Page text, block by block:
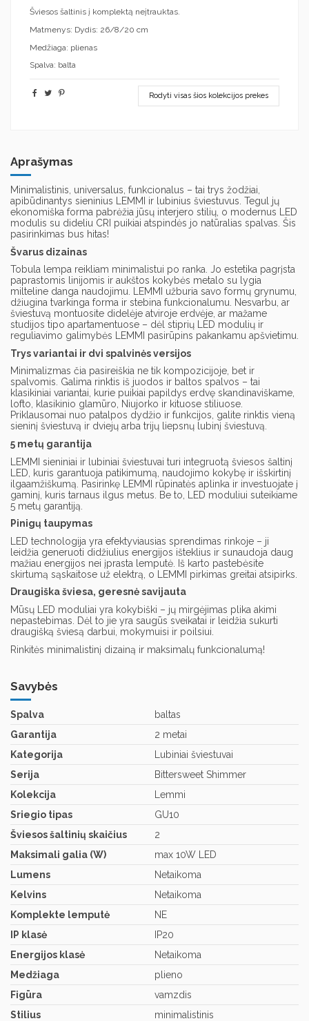
Šviesos šaltinis į komplektą neįtrauktas.
Matmenys: Dydis: 26/8/20 cm
Medžiaga: plienas
Spalva: balta
Rodyti visas šios kolekcijos prekes
Aprašymas
Minimalistinis, universalus, funkcionalus – tai trys žodžiai,
apibūdinantys sieninius LEMMI ir lubinius šviestuvus. Tegul jų
ekonomiška forma pabrėžia jūsų interjero stilių, o modernus LED
modulis su dideliu CRI puikiai atspindės jo natūralias spalvas. Šis
pasirinkimas bus hitas!
Švarus dizainas
Tobula lempa reikliam minimalistui po ranka. Jo estetika pagrįsta
paprastomis linijomis ir aukštos kokybės metalo su lygia
milteline danga naudojimu. LEMMI užburia savo formų grynumu,
džiugina tvarkinga forma ir stebina funkcionalumu. Nesvarbu, ar
šviestuvą montuosite didelėje atviroje erdvėje, ar mažame
studijos tipo apartamentuose – dėl stiprių LED modulių ir
reguliavimo galimybės LEMMI pasirūpins pakankamu apšvietimu.
Trys variantai ir dvi spalvinės versijos
Minimalizmas čia pasireiškia ne tik kompozicijoje, bet ir
spalvomis. Galima rinktis iš juodos ir baltos spalvos – tai
klasikiniai variantai, kurie puikiai papildys erdvę skandinaviškame,
lofto, klasikinio glamūro, Niujorko ir kituose stiliuose.
Priklausomai nuo patalpos dydžio ir funkcijos, galite rinktis vieną
sieninį šviestuvą ir dviejų arba trijų liepsnų lubinį šviestuvą.
5 metų garantija
LEMMI sieniniai ir lubiniai šviestuvai turi integruotą šviesos šaltinį
LED, kuris garantuoja patikimumą, naudojimo kokybę ir išskirtinį
ilgaamžiškumą. Pasirinkę LEMMI rūpinatės aplinka ir investuojate į
gaminį, kuris tarnaus ilgus metus. Be to, LED moduliui suteikiame
5 metų garantiją.
Pinigų taupymas
LED technologija yra efektyviausias sprendimas rinkoje – ji
leidžia generuoti didžiulius energijos išteklius ir sunaudoja daug
mažiau energijos nei įprasta lemputė. Iš karto pastebėsite
skirtumą sąskaitose už elektrą, o LEMMI pirkimas greitai atsipirks.
Draugiška šviesa, geresnė savijauta
Mūsų LED moduliai yra kokybiški – jų mirgėjimas plika akimi
nepastebimas. Dėl to jie yra saugūs sveikatai ir leidžia sukurti
draugišką šviesą darbui, mokymuisi ir poilsiui.
Rinkitės minimalistinį dizainą ir maksimalų funkcionalumą!
Savybės
Spalva
baltas
Garantija
2 metai
Kategorija
Lubiniai šviestuvai
Serija
Bittersweet Shimmer
Kolekcija
Lemmi
Sriegio tipas
GU10
Šviesos šaltinių skaičius
2
Maksimali galia (W)
max 10W LED
Lumens
Netaikoma
Kelvins
Netaikoma
Komplekte lemputė
NE
IP klasė
IP20
Energijos klasė
Netaikoma
Medžiaga
plieno
Figūra
vamzdis
Stilius
minimalistinis